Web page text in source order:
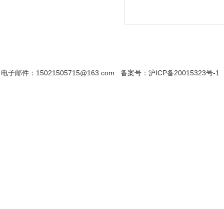
电子邮件：15021505715@163.com 备案号：沪ICP备20015323号-1